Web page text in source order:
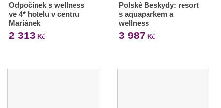
Odpočinek s wellness
ve 4* hotelu v centru
Mariánek
2 313 Kč
Polské Beskydy: resort
s aquaparkem a
wellness
3 987 Kč